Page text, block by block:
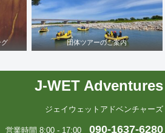
グ 団体ツアーのご案内
J-WET Adventures
ジェイウェットアドベンチャーズ
営業時間 8:00 - 17:00 090-1637-6280